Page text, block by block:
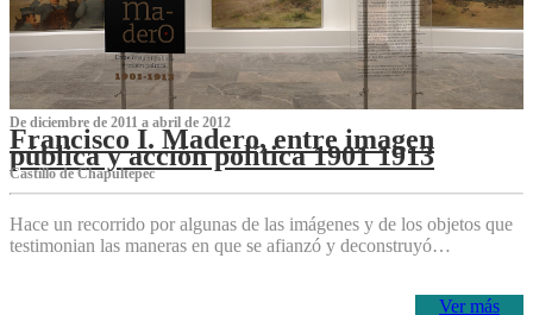
De diciembre de 2011 a abril de 2012
Francisco I. Madero, entre imagen
pública y acción política 1901 1913
Castillo de Chapultepec
Hace un recorrido por algunas de las imágenes y de los objetos que
testimonian las maneras en que se afianzó y deconstruyó…
Ver más